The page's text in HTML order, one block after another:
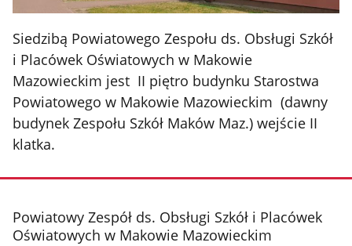
Siedzibą Powiatowego Zespołu ds. Obsługi Szkół
i Placówek Oświatowych w Makowie
Mazowieckim jest II piętro budynku Starostwa
Powiatowego w Makowie Mazowieckim (dawny
budynek Zespołu Szkół Maków Maz.) wejście II
klatka.
stopka
Powiatowy Zespół ds. Obsługi Szkół i Placówek
Oświatowych w Makowie Mazowieckim